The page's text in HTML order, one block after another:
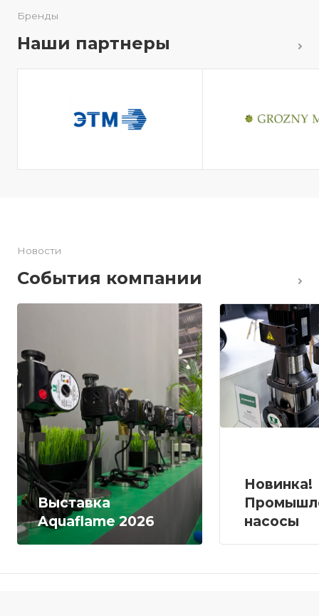
Бренды
Наши партнеры
Новости
События компании
Выставка
Aquaflame 2026
Новинка!
насосы